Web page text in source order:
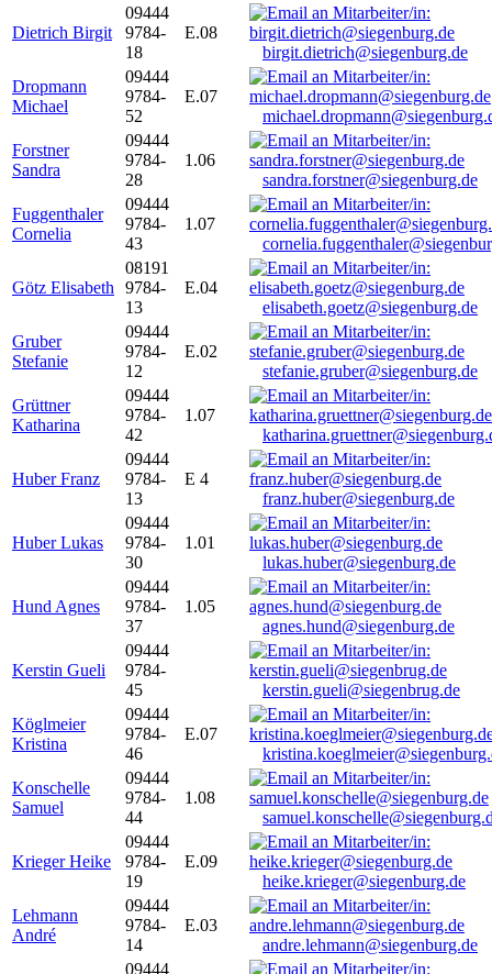
Dietrich Birgit
09444
9784-
18
E.08
birgit.dietrich@siegenburg.de
Dropmann
Michael
09444
9784-
52
E.07
Forstner
Sandra
09444
9784-
28
1.06
sandra.forstner@siegenburg.de
Fuggenthaler
Cornelia
09444
9784-
43
1.07
Götz Elisabeth
08191
9784-
13
E.04
elisabeth.goetz@siegenburg.de
Gruber
Stefanie
09444
9784-
12
E.02
stefanie.gruber@siegenburg.de
Grüttner
Katharina
09444
9784-
42
1.07
Huber Franz
09444
9784-
13
E 4
franz.huber@siegenburg.de
Huber Lukas
09444
9784-
30
1.01
lukas.huber@siegenburg.de
Hund Agnes
09444
9784-
37
1.05
agnes.hund@siegenburg.de
Kerstin Gueli
09444
9784-
45
kerstin.gueli@siegenbrug.de
Köglmeier
Kristina
09444
9784-
46
E.07
Konschelle
Samuel
09444
9784-
44
1.08
Krieger Heike
09444
9784-
19
E.09
heike.krieger@siegenburg.de
Lehmann
André
09444
9784-
14
E.03
andre.lehmann@siegenburg.de
09444